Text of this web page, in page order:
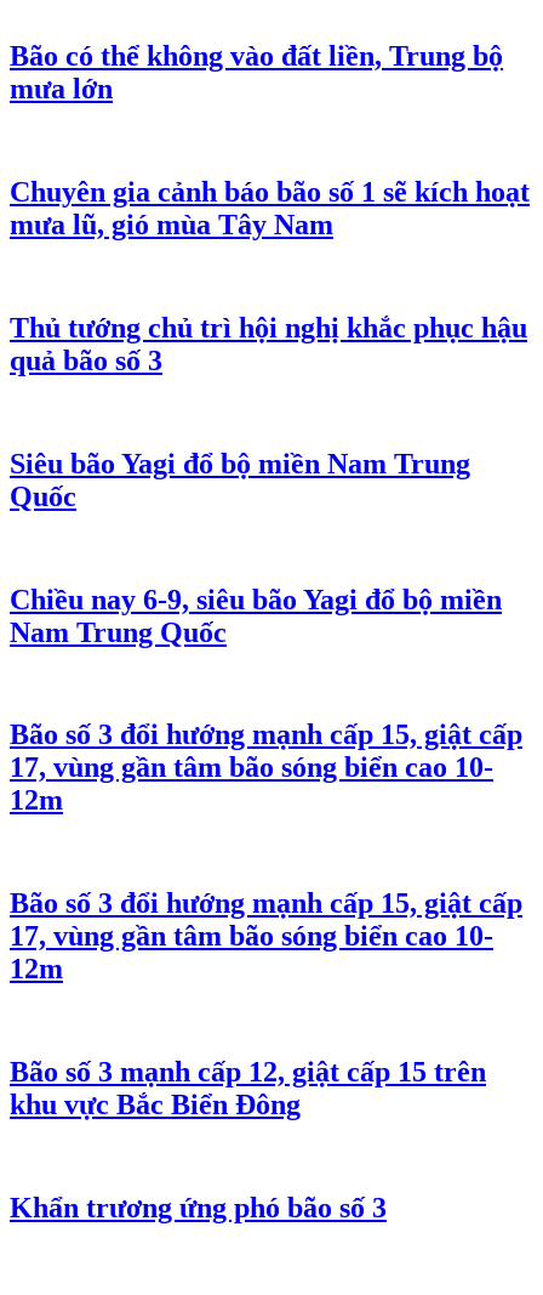
Bão có thể không vào đất liền, Trung bộ
mưa lớn
Chuyên gia cảnh báo bão số 1 sẽ kích hoạt
mưa lũ, gió mùa Tây Nam
Thủ tướng chủ trì hội nghị khắc phục hậu
quả bão số 3
Siêu bão Yagi đổ bộ miền Nam Trung
Quốc
Chiều nay 6-9, siêu bão Yagi đổ bộ miền
Nam Trung Quốc
Bão số 3 đổi hướng mạnh cấp 15, giật cấp
17, vùng gần tâm bão sóng biển cao 10-
12m
Bão số 3 đổi hướng mạnh cấp 15, giật cấp
17, vùng gần tâm bão sóng biển cao 10-
12m
Bão số 3 mạnh cấp 12, giật cấp 15 trên
khu vực Bắc Biển Đông
Khẩn trương ứng phó bão số 3